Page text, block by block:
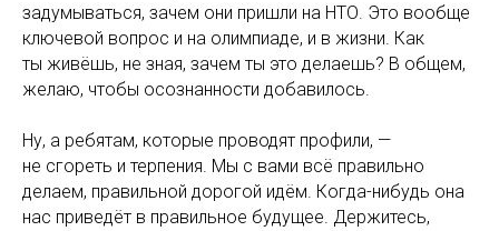
задумываться, зачем они пришли на НТО. Это вообще
ключевой вопрос и на олимпиаде, и в жизни. Как
ты живёшь, не зная, зачем ты это делаешь? В общем,
желаю, чтобы осознанности добавилось.
Ну, а ребятам, которые проводят профили, —
не сгореть и терпения. Мы с вами всё правильно
делаем, правильной дорогой идём. Когда-нибудь она
нас приведёт в правильное будущее. Держитесь,